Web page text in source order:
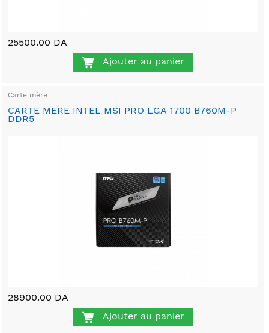
25500.00 DA
Ajouter au panier
Carte mère
CARTE MERE INTEL MSI PRO LGA 1700 B760M-P
DDR5
28900.00 DA
Ajouter au panier